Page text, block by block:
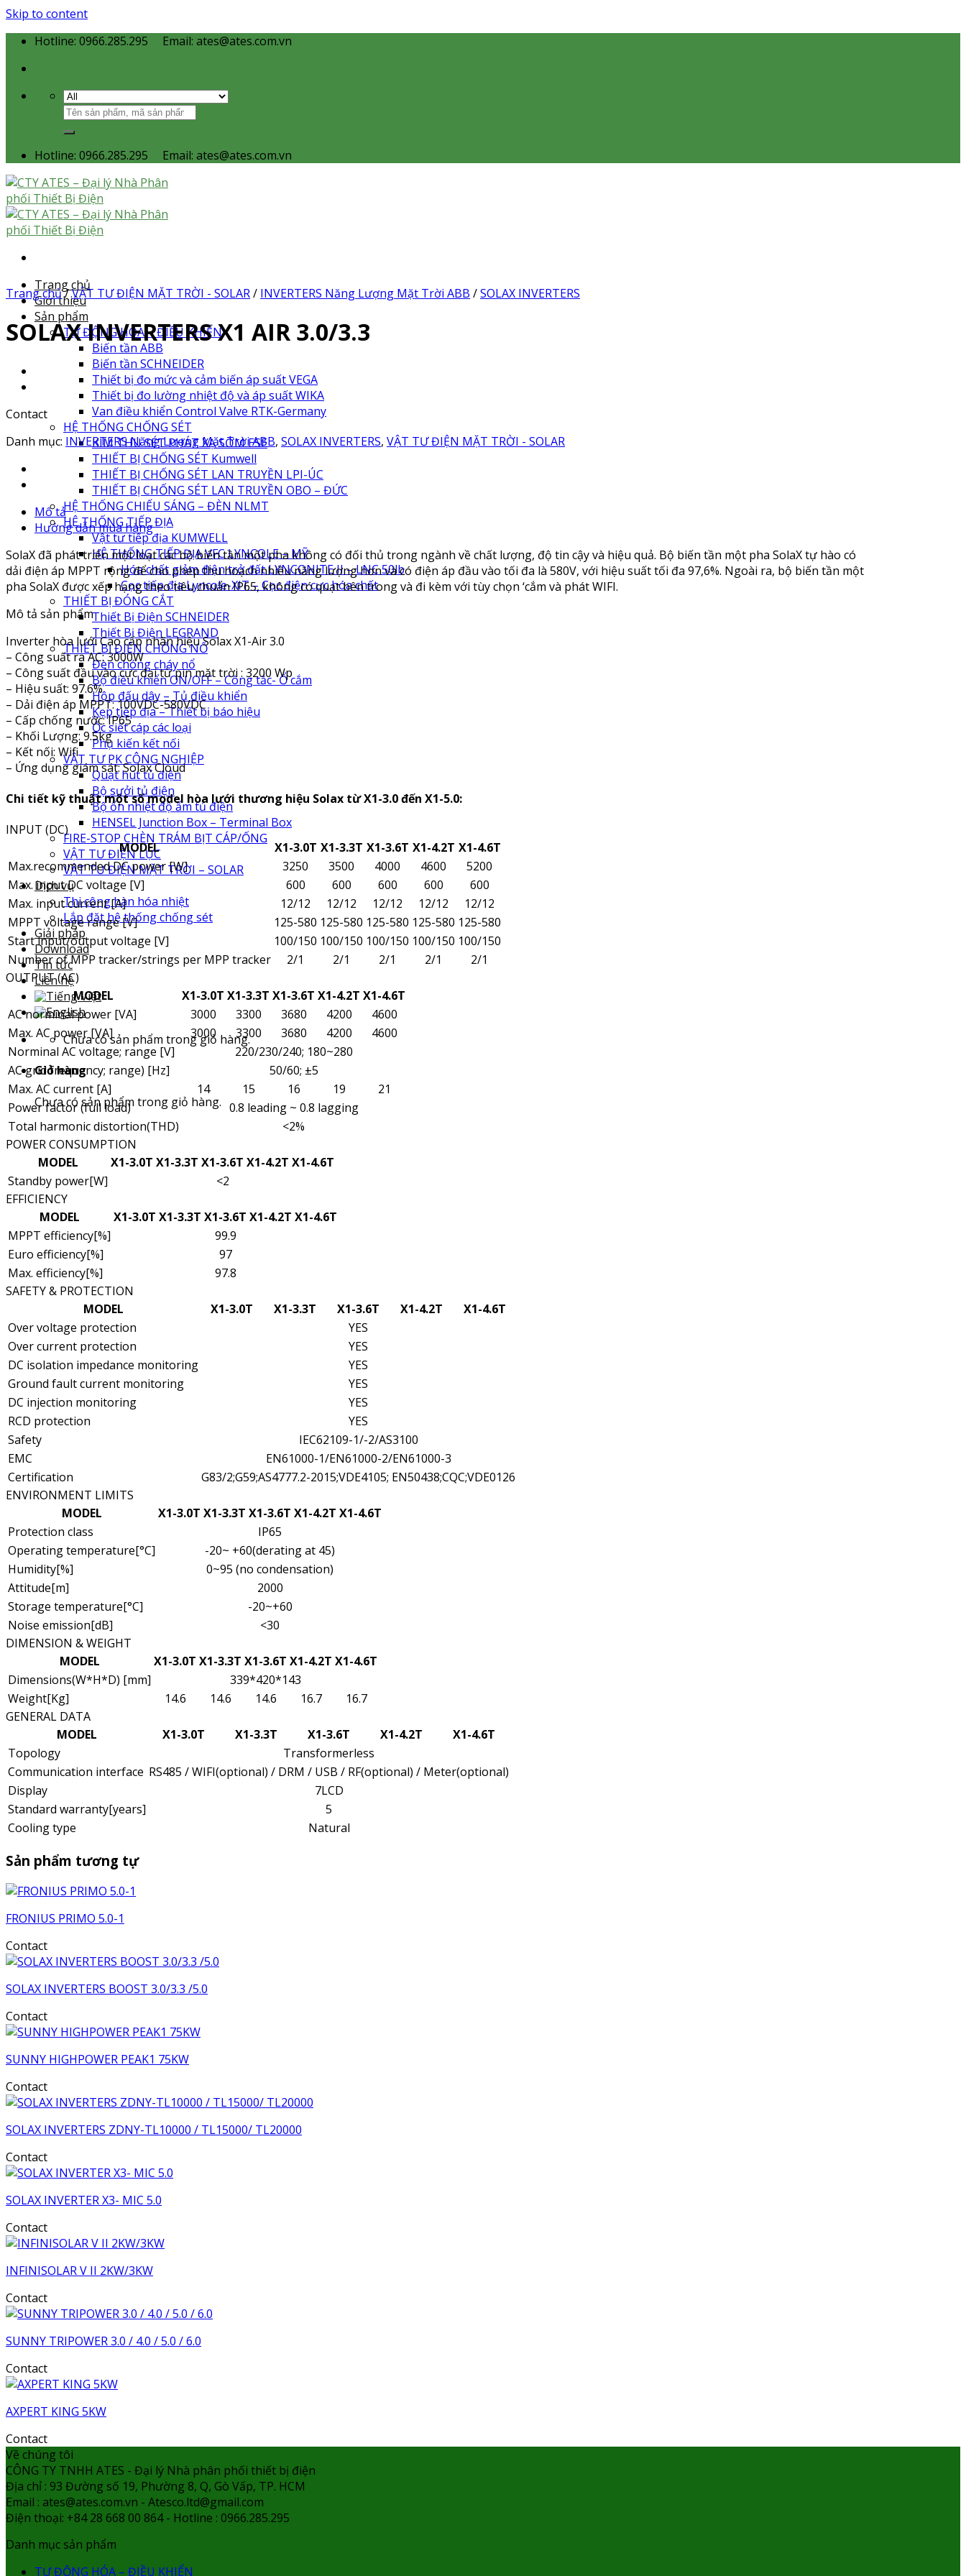
Skip to content
Hotline: 0966.285.295
Email: ates@ates.com.vn
Hotline: 0966.285.295 Email: ates@ates.com.vn
Trang chủ
Giới thiệu
Sản phẩm
TỰ ĐỘNG HÓA – ĐIỀU KHIỂN
Biến tần ABB
Biến tần SCHNEIDER
Thiết bị đo mức và cảm biến áp suất VEGA
Thiết bị đo lường nhiệt độ và áp suất WIKA
Van điều khiển Control Valve RTK-Germany
HỆ THỐNG CHỐNG SÉT
KIM THU SÉT PHÁT XẠ SỚM ESE
THIẾT BỊ CHỐNG SÉT Kumwell
THIẾT BỊ CHỐNG SÉT LAN TRUYỀN LPI-ÚC
THIẾT BỊ CHỐNG SÉT LAN TRUYỀN OBO – ĐỨC
HỆ THỐNG CHIẾU SÁNG – ĐÈN NLMT
HỆ THỐNG TIẾP ĐỊA
Vật tư tiếp địa KUMWELL
HỆ THỐNG TIẾP ĐỊA VFC LYNCOLE – MỸ
Hóa chất giảm điện trở đất LYNCONITE II – LNC 50lb
Cọc tiếp địa Lyncole-XIT – Cọc điện cực hóa chất
THIẾT BỊ ĐÓNG CẮT
Thiết Bị Điện SCHNEIDER
Thiết Bị Điện LEGRAND
THIẾT BỊ ĐIỆN CHỐNG NỔ
Đèn chóng cháy nổ
Bộ điều khiển ON/OFF – Công tắc- Ổ cắm
Hộp đấu dây – Tủ điều khiển
Kẹp tiếp địa – Thiết bị báo hiệu
Ốc siết cáp các loại
Phụ kiến kết nối
VẬT TƯ PK CÔNG NGHIỆP
Quạt hút tủ điện
Bộ sưởi tủ điện
Bộ ổn nhiệt độ ẩm tủ điện
HENSEL Junction Box – Terminal Box
FIRE-STOP CHÈN TRÁM BỊT CÁP/ỐNG
VẬT TƯ ĐIỆN LỰC
VẬT TƯ ĐIỆN MẶT TRỜI – SOLAR
Dịch vụ
Thi công hàn hóa nhiệt
Lắp đặt hệ thống chống sét
Giải pháp
Download
Tin tức
Liên hệ
Chưa có sản phẩm trong giỏ hàng.
Giỏ hàng
Chưa có sản phẩm trong giỏ hàng.
Trang chủ/VẬT TƯ ĐIỆN MẶT TRỜI - SOLAR/ INVERTERS Năng Lượng Mặt Trời ABB /SOLAX INVERTERS
SOLAX INVERTERS X1 AIR 3.0/3.3
Contact
Danh mục: INVERTERS Năng Lượng Mặt Trời ABB, SOLAX INVERTERS, VẬT TƯ ĐIỆN MẶT TRỜI - SOLAR
Mô tả
Hướng dẫn mua hàng
SolaX đã phát triển một loạt các bộ biến tần một pha không có đối thủ trong ngành về chất lượng, độ tin cậy và hiệu quả. Bộ biến tần một pha SolaX tự hào có
dải điện áp MPPT rộng để cho phép thu hoạch nhiều năng lượng hơn và có điện áp đầu vào tối đa là 580V, với hiệu suất tối đa 97,6%. Ngoài ra, bộ biến tần một
pha SolaX được xếp hạng theo tiêu chuẩn IP65, không có quạt bên trong và đi kèm với tùy chọn ‘cắm và phát WIFI.
Mô tả sản phẩm
Inverter hòa lưới Cao cấp nhãn hiệu Solax X1-Air 3.0
– Công suất ra AC: 3000W
– Công suất đầu vào cực đại từ pin mặt trời : 3200 Wp
– Hiệu suất: 97.6%
– Dải điện áp MPPT: 100VDC-580VDC
– Cấp chống nước: IP65
– Khối Lượng: 9.5kg
– Kết nối: Wifi
– Ứng dụng giám sát: Solax Cloud
Chi tiết kỹ thuật một số model hòa lưới thương hiệu Solax từ X1-3.0 đến X1-5.0:
INPUT (DC)
MODEL
X1-3.0T X1-3.3T X1-3.6T X1-4.2T X1-4.6T
Max.recommended DC power [W]
3250 3500 4000 4600
5200
Max. input DC voltage [V]
600 600 600 600
600
Max. input current [A]
12/12 12/12 12/12 12/12
12/12
MPPT voltage range [V]
125-580 125-580 125-580 125-580 125-580
Start input/output voltage [V]
100/150 100/150 100/150 100/150 100/150
Number of MPP tracker/strings per MPP tracker
2/1 2/1 2/1 2/1
2/1
OUTPUT (AC)
MODEL
X1-3.0T X1-3.3T X1-3.6T X1-4.2T X1-4.6T
AC norminal power [VA]
3000 3300 3680 4200
4600
Max. AC power [VA]
3000 3300 3680 4200
4600
Norminal AC voltage; range [V]
220/230/240; 180~280
AC grid frequency; range) [Hz]
50/60; ±5
Max. AC current [A]
14 15 16 19
21
Power factor (full load)
0.8 leading ~ 0.8 lagging
Total harmonic distortion(THD)
<2%
POWER CONSUMPTION
MODEL
X1-3.0T X1-3.3T X1-3.6T X1-4.2T X1-4.6T
Standby power[W]
<2
EFFICIENCY
MODEL
X1-3.0T X1-3.3T X1-3.6T X1-4.2T X1-4.6T
MPPT efficiency[%]
99.9
Euro efficiency[%]
97
Max. efficiency[%]
97.8
SAFETY & PROTECTION
MODEL
X1-3.0T X1-3.3T X1-3.6T X1-4.2T
X1-4.6T
Over voltage protection
YES
Over current protection
YES
DC isolation impedance monitoring
YES
Ground fault current monitoring
YES
DC injection monitoring
YES
RCD protection
YES
Safety
IEC62109-1/-2/AS3100
EMC
EN61000-1/EN61000-2/EN61000-3
Certification
G83/2;G59;AS4777.2-2015;VDE4105; EN50438;CQC;VDE0126
ENVIRONMENT LIMITS
MODEL
X1-3.0T X1-3.3T X1-3.6T X1-4.2T X1-4.6T
Protection class
IP65
Operating temperature[°C]
-20~ +60(derating at 45)
Humidity[%]
0~95 (no condensation)
Attitude[m]
2000
Storage temperature[°C]
-20~+60
Noise emission[dB]
<30
DIMENSION & WEIGHT
MODEL
X1-3.0T X1-3.3T X1-3.6T X1-4.2T X1-4.6T
Dimensions(W*H*D) [mm]
339*420*143
Weight[Kg]
14.6 14.6 14.6 16.7
16.7
GENERAL DATA
MODEL
X1-3.0T X1-3.3T X1-3.6T X1-4.2T
X1-4.6T
Topology
Transformerless
Communication interface RS485 / WIFI(optional) / DRM / USB / RF(optional) / Meter(optional)
Display
7LCD
Standard warranty[years]
5
Cooling type
Natural
Sản phẩm tương tự
FRONIUS PRIMO 5.0-1
Contact
SOLAX INVERTERS BOOST 3.0/3.3 /5.0
Contact
SUNNY HIGHPOWER PEAK1 75KW
Contact
SOLAX INVERTERS ZDNY-TL10000 / TL15000/ TL20000
Contact
SOLAX INVERTER X3- MIC 5.0
Contact
INFINISOLAR V II 2KW/3KW
Contact
SUNNY TRIPOWER 3.0 / 4.0 / 5.0 / 6.0
Contact
AXPERT KING 5KW
Contact
Về chúng tôi
CÔNG TY TNHH ATES - Đại lý Nhà phân phối thiết bị điện
Địa chỉ : 93 Đường số 19, Phường 8, Q, Gò Vấp, TP. HCM
Email : ates@ates.com.vn - Atesco.ltd@gmail.com
Điện thoại: +84 28 668 00 864 - Hotline : 0966.285.295
Danh mục sản phẩm
TỰ ĐỘNG HÓA – ĐIỀU KHIỂN